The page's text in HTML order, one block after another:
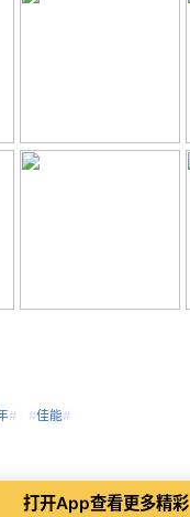
# #佳能#
打开App查看更多精彩